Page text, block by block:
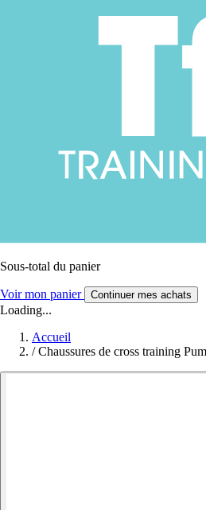
Sous-total du panier
Voir mon panier Continuer mes achats
Loading...
Accueil
/ Chaussures de cross training